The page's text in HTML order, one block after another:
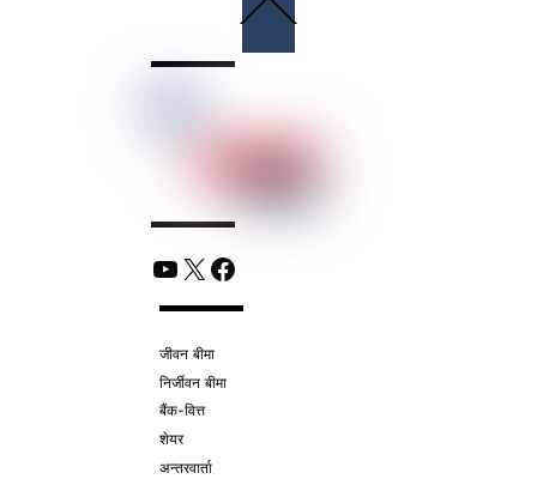
To
YouTube
X Facebook
जीवन बीमा
निर्जीवन बीमा
बैंक-वित्त
शेयर
अन्तरवार्ता